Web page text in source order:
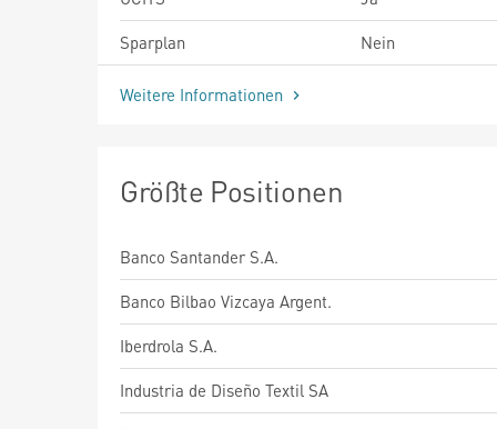
Sparplan
Nein
Weitere Informationen
Größte Positionen
Banco Santander S.A.
Banco Bilbao Vizcaya Argent.
Iberdrola S.A.
Industria de Diseño Textil SA